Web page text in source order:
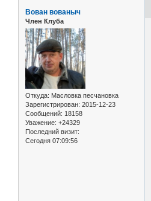
Вован вованыч
Член Клуба
Откуда: Масловка песчановка
Зарегистрирован: 2015-12-23
Сообщений: 18158
Уважение: +24329
Последний визит:
Сегодня 07:09:56